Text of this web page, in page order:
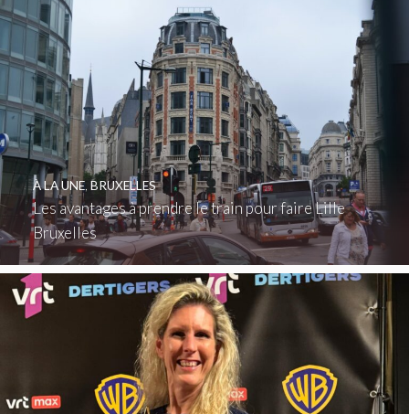
Les avantages à prendre le train pour faire Lille
Bruxelles
À LA UNE, BRUXELLES